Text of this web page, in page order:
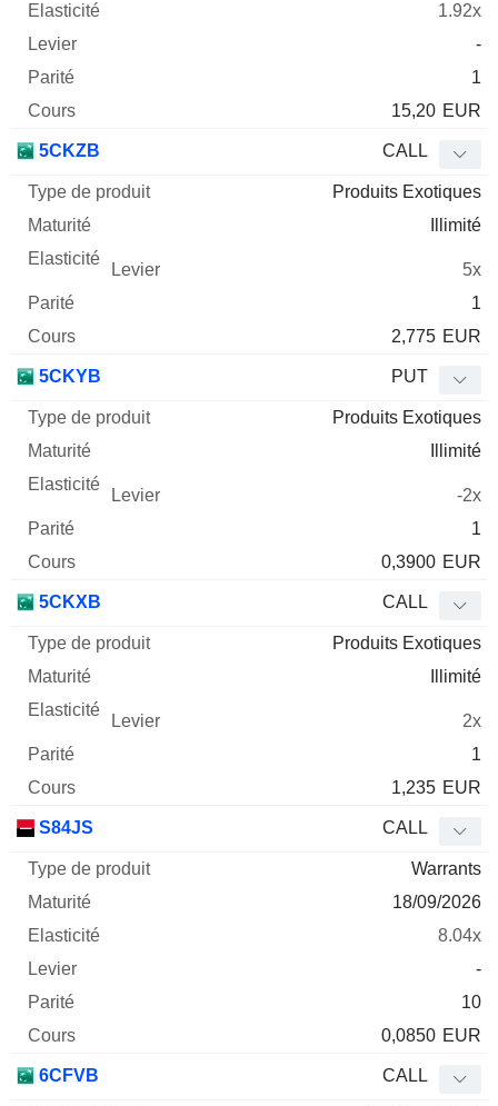
1.92x
-
1
15,20 EUR
5CKZB CALL
Produits Exotiques
Illimité
5x
1
2,775 EUR
5CKYB PUT
Produits Exotiques
Illimité
-2x
1
0,3900 EUR
5CKXB CALL
Produits Exotiques
Illimité
2x
1
1,235 EUR
S84JS CALL
Warrants
18/09/2026
8.04x
-
10
0,0850 EUR
6CFVB CALL